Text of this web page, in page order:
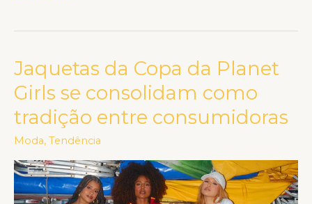
Jaquetas da Copa da Planet
Girls se consolidam como
tradição entre consumidoras
Moda, Tendência
Jaquetas
da
Copa
da
Planet
Girls
se
consolidam